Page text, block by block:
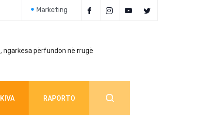
Marketing
ngarkesa përfundon në rrugë
RAPORTO